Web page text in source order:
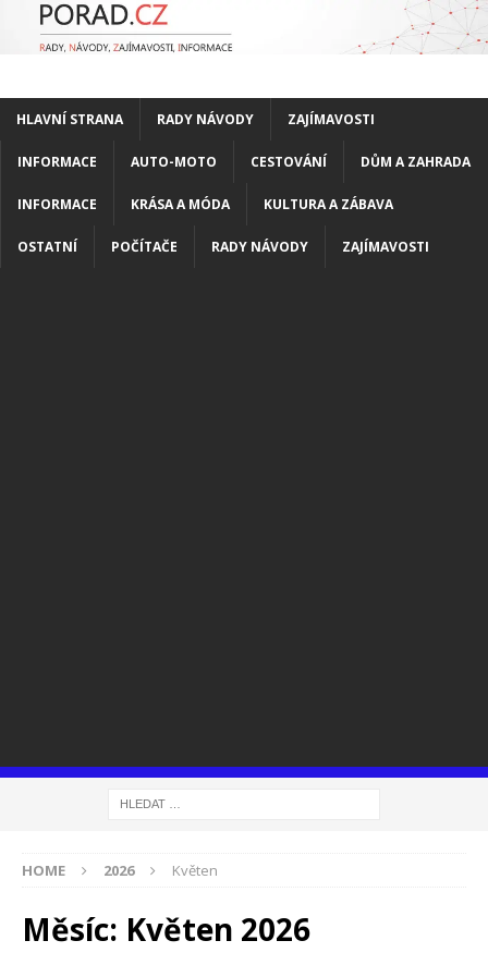
HLAVNÍ STRANA RADY NÁVODY ZAJÍMAVOSTI
INFORMACE AUTO-MOTO CESTOVÁNÍ DŮM A ZAHRADA
INFORMACE KRÁSA A MÓDA KULTURA A ZÁBAVA
OSTATNÍ POČÍTAČE RADY NÁVODY ZAJÍMAVOSTI
HOME 2026 Květen
Měsíc: Květen 2026